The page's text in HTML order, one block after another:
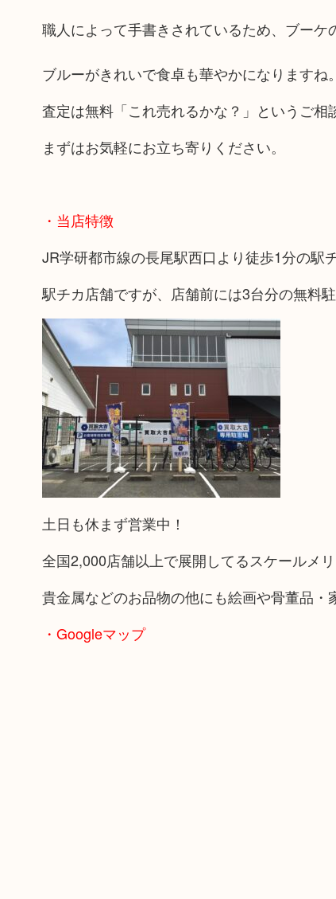
職人によって手書きされているため、ブーケ
ブルーがきれいで食卓も華やかになりますね。
査定は無料「これ売れるかな？」というご相
まずはお気軽にお立ち寄りください。
・当店特徴
JR学研都市線の長尾駅西口より徒歩1分の駅
駅チカ店舗ですが、店舗前には3台分の無料
土日も休まず営業中！
全国2,000店舗以上で展開してるスケールメ
貴金属などのお品物の他にも絵画や骨董品・
・Googleマップ